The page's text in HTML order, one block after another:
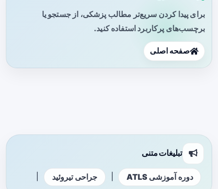
برای پیدا کردن سریع‌تر مطالب پزشکی، از جستجو یا
برچسب‌های پرکاربرد استفاده کنید.
صفحه اصلی
تبلیغات متنی
دوره آموزشی ATLS جراحی تیروئید